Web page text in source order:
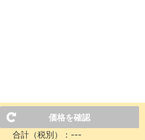
価格を確認
合計（税別）： ---